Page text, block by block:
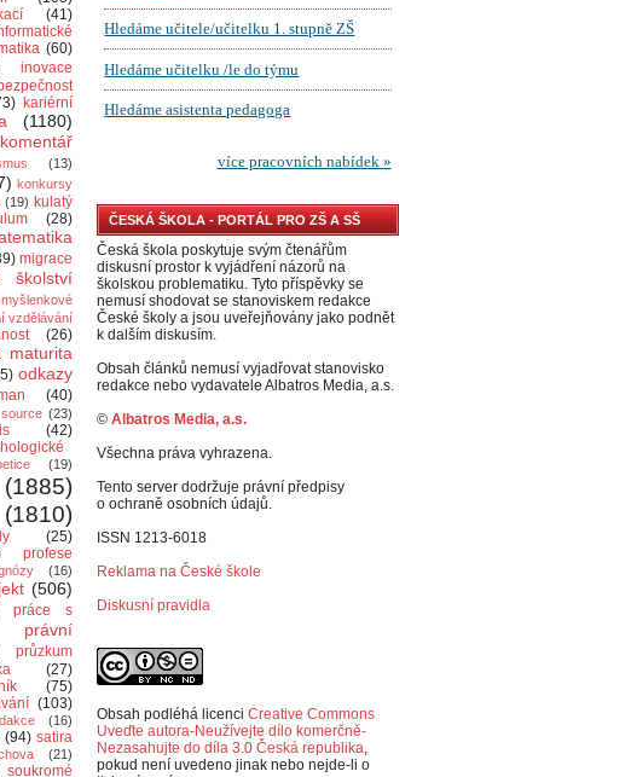
(41)
(60)
inovace
kariérní
(1180)
komentář
(13)
konkursy
(19) kulatý
(28)
migrace
školství
myšlenkové
vzdělávání
(26)
maturita
odkazy
(40)
(23)
(42)
(19)
(1885)
(1810)
(25)
profese
(16)
(506)
práce s
právní
průzkum
(27)
(75)
(103)
(16)
(94) satira
(21)
soukromé
ČESKÁ ŠKOLA - PORTÁL PRO ZŠ A SŠ
Česká škola poskytuje svým čtenářům
diskusní prostor k vyjádření názorů na
školskou problematiku. Tyto příspěvky se
nemusí shodovat se stanoviskem redakce
České školy a jsou uveřejňovány jako podnět
k dalším diskusím.
Obsah článků nemusí vyjadřovat stanovisko
redakce nebo vydavatele Albatros Media, a.s.
© Albatros Media, a.s.
Všechna práva vyhrazena.
Tento server dodržuje právní předpisy
o ochraně osobních údajů.
ISSN 1213-6018
Reklama na České škole
Diskusní pravidla
Obsah podléhá licenci Creative Commons
Uveďte autora-Neužívejte dílo komerčně-
Nezasahujte do díla 3.0 Česká republika,
pokud není uvedeno jinak nebo nejde-li o